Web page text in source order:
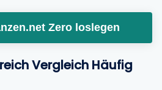
Zero loslegen
Vergleich Häufig